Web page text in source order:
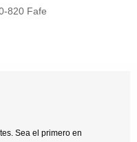
820 Fafe
Sea el primero en